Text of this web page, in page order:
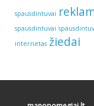
spausdintuvai
spausdintuvai
internetas žiedai